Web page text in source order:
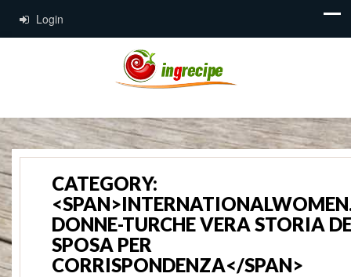
Login
CATEGORY:
DONNE-TURCHE VERA STORIA
SPOSA PER
CORRISPONDENZA</SPAN>